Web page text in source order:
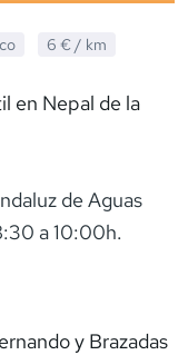
6 € / km
en Nepal de la
de Aguas
a 10:00h.
y Brazadas